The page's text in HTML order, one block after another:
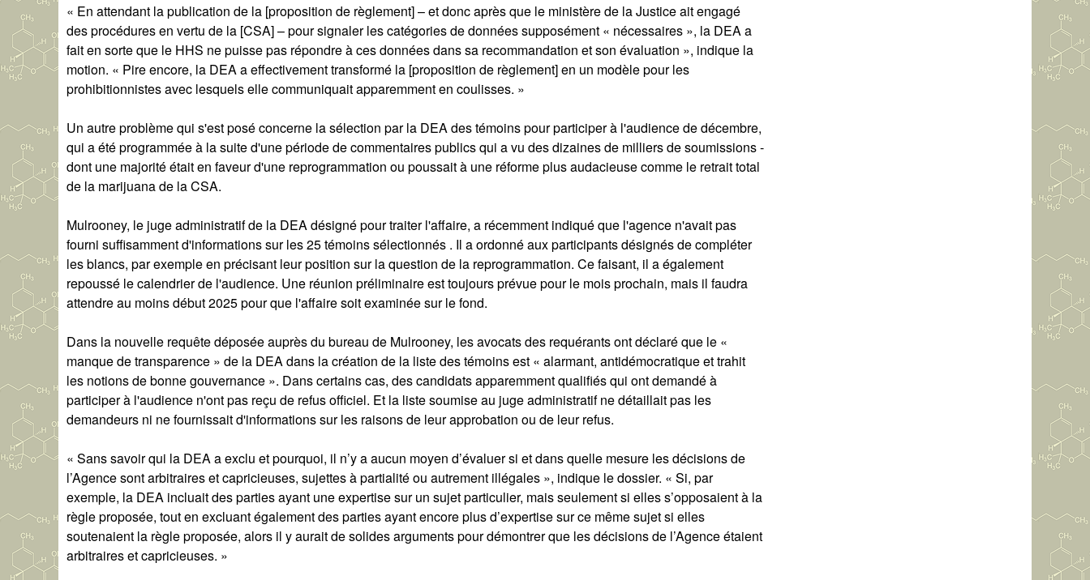
« En attendant la publication de la [proposition de règlement] – et donc après que le ministère de la Justice ait engagé
des procédures en vertu de la [CSA] – pour signaler les catégories de données supposément « nécessaires », la DEA a
fait en sorte que le HHS ne puisse pas répondre à ces données dans sa recommandation et son évaluation », indique la
motion. « Pire encore, la DEA a effectivement transformé la [proposition de règlement] en un modèle pour les
prohibitionnistes avec lesquels elle communiquait apparemment en coulisses. »
Un autre problème qui s'est posé concerne la sélection par la DEA des témoins pour participer à l'audience de décembre,
qui a été programmée à la suite d'une période de commentaires publics qui a vu des dizaines de milliers de soumissions -
dont une majorité était en faveur d'une reprogrammation ou poussait à une réforme plus audacieuse comme le retrait total
de la marijuana de la CSA.
Mulrooney, le juge administratif de la DEA désigné pour traiter l'affaire, a récemment indiqué que l'agence n'avait pas
fourni suffisamment d'informations sur les 25 témoins sélectionnés . Il a ordonné aux participants désignés de compléter
les blancs, par exemple en précisant leur position sur la question de la reprogrammation. Ce faisant, il a également
repoussé le calendrier de l'audience. Une réunion préliminaire est toujours prévue pour le mois prochain, mais il faudra
attendre au moins début 2025 pour que l'affaire soit examinée sur le fond.
Dans la nouvelle requête déposée auprès du bureau de Mulrooney, les avocats des requérants ont déclaré que le «
manque de transparence » de la DEA dans la création de la liste des témoins est « alarmant, antidémocratique et trahit
les notions de bonne gouvernance ». Dans certains cas, des candidats apparemment qualifiés qui ont demandé à
participer à l'audience n'ont pas reçu de refus officiel. Et la liste soumise au juge administratif ne détaillait pas les
demandeurs ni ne fournissait d'informations sur les raisons de leur approbation ou de leur refus.
« Sans savoir qui la DEA a exclu et pourquoi, il n’y a aucun moyen d’évaluer si et dans quelle mesure les décisions de
l’Agence sont arbitraires et capricieuses, sujettes à partialité ou autrement illégales », indique le dossier. « Si, par
exemple, la DEA incluait des parties ayant une expertise sur un sujet particulier, mais seulement si elles s’opposaient à la
règle proposée, tout en excluant également des parties ayant encore plus d’expertise sur ce même sujet si elles
soutenaient la règle proposée, alors il y aurait de solides arguments pour démontrer que les décisions de l’Agence étaient
arbitraires et capricieuses. »